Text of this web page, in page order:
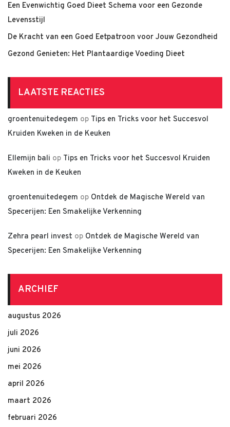
Een Evenwichtig Goed Dieet Schema voor een Gezonde
Levensstijl
De Kracht van een Goed Eetpatroon voor Jouw Gezondheid
Gezond Genieten: Het Plantaardige Voeding Dieet
LAATSTE REACTIES
groentenuitedegem op Tips en Tricks voor het Succesvol
Kruiden Kweken in de Keuken
Ellemijn bali op Tips en Tricks voor het Succesvol Kruiden
Kweken in de Keuken
groentenuitedegem op Ontdek de Magische Wereld van
Specerijen: Een Smakelijke Verkenning
Zehra pearl invest op Ontdek de Magische Wereld van
Specerijen: Een Smakelijke Verkenning
ARCHIEF
augustus 2026
juli 2026
juni 2026
mei 2026
april 2026
maart 2026
februari 2026